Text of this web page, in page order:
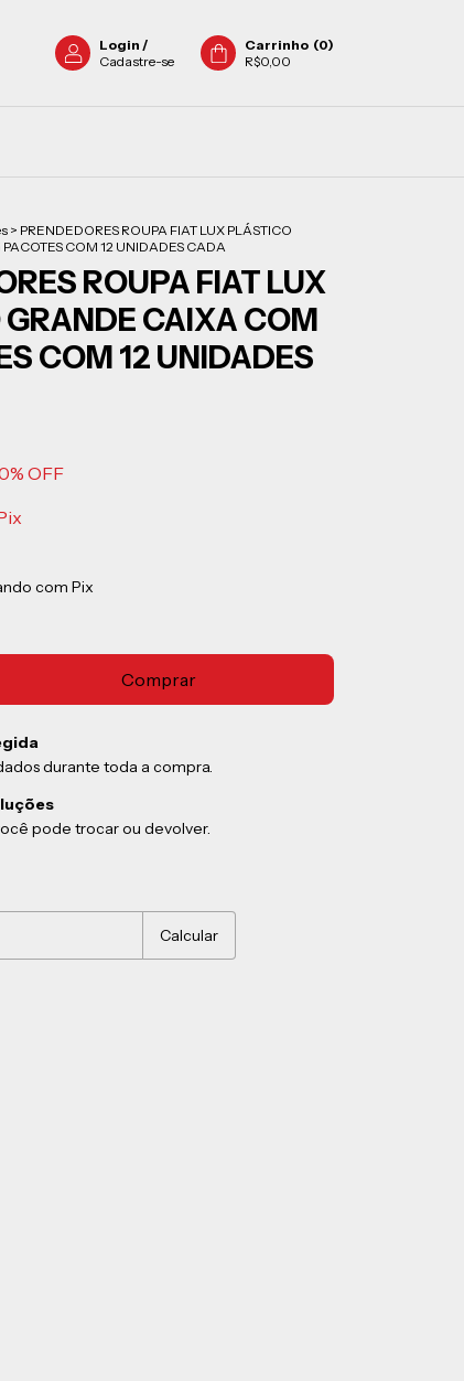
Login /
Cadastre-se
Carrinho (0)
R$0,00
> PRENDEDORES ROUPA FIAT LUX PLÁSTICO
COM 12 UNIDADES CADA
ROUPA FIAT LUX
CAIXA COM
COM 12 UNIDADES
% OFF
com Pix
durante toda a compra.
pode trocar ou devolver.
Calcular